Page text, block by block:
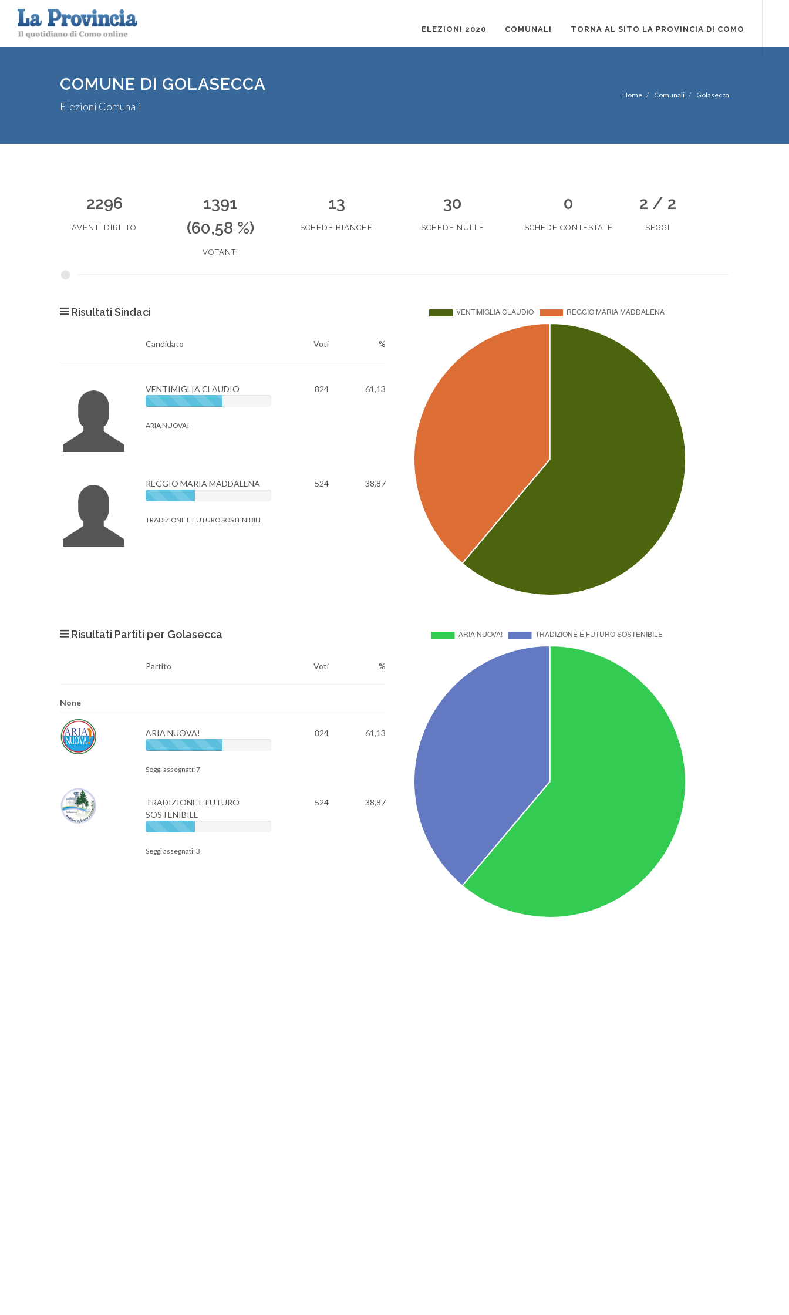
ELEZIONI 2020 COMUNALI TORNA AL SITO LA PROVINCIA DI COMO
COMUNE DI GOLASECCA
Elezioni Comunali
Home Comunali Golasecca
2296
AVENTI DIRITTO
1391
(60,58 %)
VOTANTI
13
SCHEDE BIANCHE
30
SCHEDE NULLE
0
SCHEDE CONTESTATE
2 / 2
SEGGI
Risultati Sindaci
Candidato Voti %
VENTIMIGLIA CLAUDIO
ARIA NUOVA!
824 61,13
REGGIO MARIA MADDALENA
TRADIZIONE E FUTURO SOSTENIBILE
524 38,87
Risultati Partiti per Golasecca
Partito Voti %
None
ARIA NUOVA!
Seggi assegnati: 7
824 61,13
TRADIZIONE E FUTURO
SOSTENIBILE
Seggi assegnati: 3
524 38,87